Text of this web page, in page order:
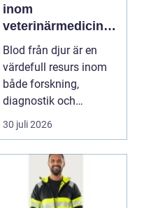
inom
veterinärmedicin
funktion, kvalitet
och användning
Blod från djur är en
värdefull resurs inom
både forskning,
diagnostik och
veterinärmedicin. När
blod...
30 juli 2026